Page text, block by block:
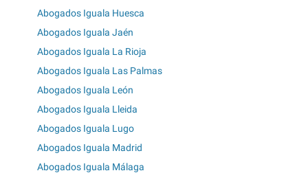
Abogados Iguala Huesca
Abogados Iguala Jaén
Abogados Iguala La Rioja
Abogados Iguala Las Palmas
Abogados Iguala León
Abogados Iguala Lleida
Abogados Iguala Lugo
Abogados Iguala Madrid
Abogados Iguala Málaga